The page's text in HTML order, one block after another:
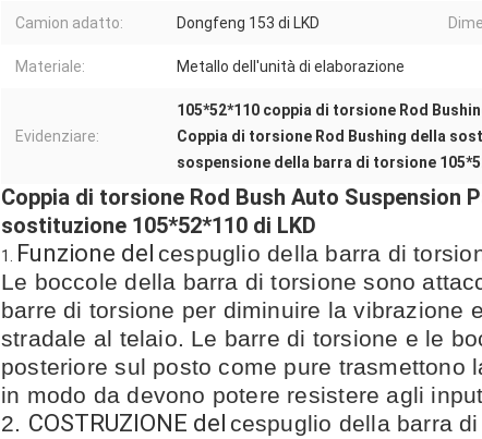
Camion adatto: Dongfeng 153 di LKD
Materiale: Metallo dell'unità di elaborazione
Evidenziare:
105*52*110 coppia di torsione Rod
Coppia di torsione Rod Bushing della
sospensione della barra di torsione
Coppia di torsione Rod Bush Auto Suspension
sostituzione 105*52*110 di LKD
1. Funzione del cespuglio della barra di
Le boccole della barra di torsione sono
barre di torsione per diminuire la vibrazione
stradale al telaio. Le barre di torsione e le
posteriore sul posto come pure trasmettono
in modo da devono potere resistere agli
2. COSTRUZIONE del cespuglio della barra